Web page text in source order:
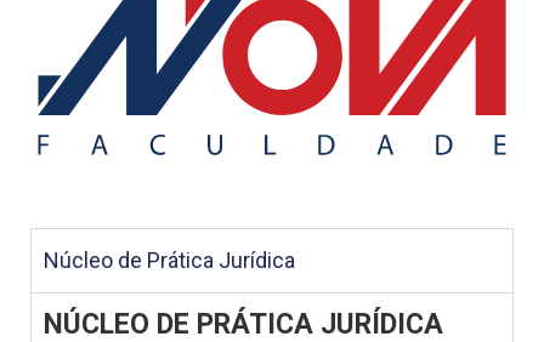
Núcleo de Prática Jurídica
NÚCLEO DE PRÁTICA JURÍDICA